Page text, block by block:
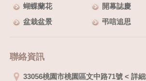
蝴蝶蘭花
盆栽盆景
開幕誌慶
弔唁追思
聯絡資訊
33056桃園市桃園區文中路71號 < 詳